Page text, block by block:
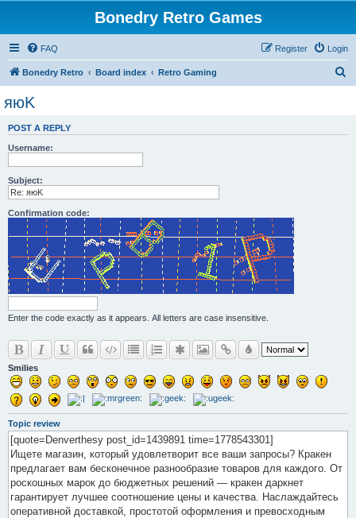
Bonedry Retro Games
FAQ Login
Register
Bonedry Retro Board index Retro Gaming
яюK
POST A REPLY
Username:
Subject:
Confirmation code:
Enter the code exactly as it appears. All letters are case insensitive.
Smilies
Topic review